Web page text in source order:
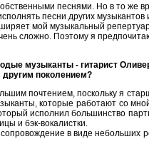
песнями. Но в то же
песни других музыкантов
мой музыкальный
сложно. Поэтому я
музыканты - гитарист
другим поколением?
почтением, поскольку я
которые работают со
исполнил большинство
и бэк-вокалистки.
в виде небольших